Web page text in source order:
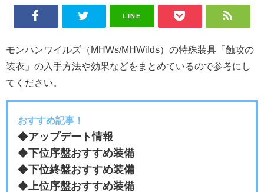
LINE
モンハンワイルズ（MHWs/MHWilds）の特殊装具「蝕攻の
装衣」の入手方法や効果などをまとめているので参考にし
てください。
おすすめ記事！
◆アップデート情報
◆下位序盤おすすめ装備
◆下位終盤おすすめ装備
◆ 上位序盤おすすめ装備